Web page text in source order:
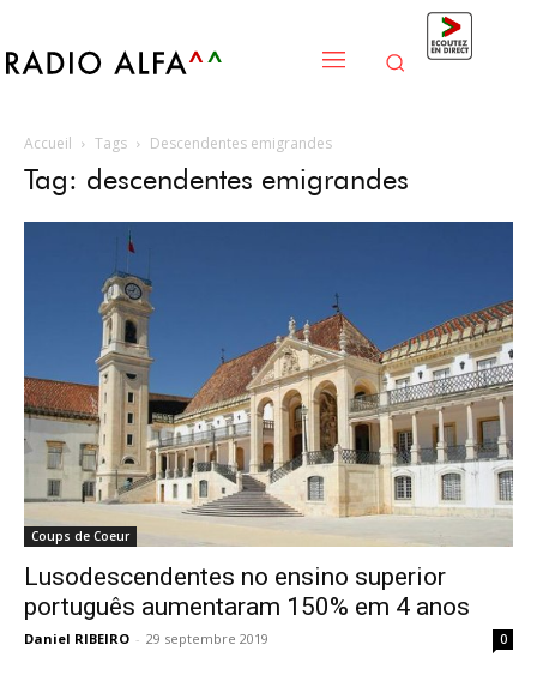
Accueil Tags Descendentes emigrandes
Tag: descendentes emigrandes
Coups de Coeur
Lusodescendentes no ensino superior
português aumentaram 150% em 4 anos
Daniel RIBEIRO - 29 septembre 2019 0